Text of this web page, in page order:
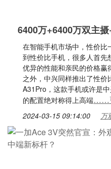
6400万+6400万双主
在智能手机市场中，性价比
到性价比手机，很多人首先
优异的性能和亲民的价格
之外，中兴同样推出了性
A31Pro，这款手机或许是
的配置绝对称得上高端……
2024-03-15 09:14:00 万